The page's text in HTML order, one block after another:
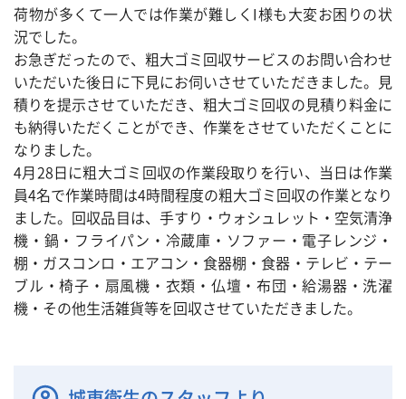
荷物が多くて一人では作業が難しくI様も大変お困りの状
況でした。
お急ぎだったので、粗大ゴミ回収サービスのお問い合わせ
いただいた後日に下見にお伺いさせていただきました。見
積りを提示させていただき、粗大ゴミ回収の見積り料金に
も納得いただくことができ、作業をさせていただくことに
なりました。
4月28日に粗大ゴミ回収の作業段取りを行い、当日は作業
員4名で作業時間は4時間程度の粗大ゴミ回収の作業となり
ました。回収品目は、手すり・ウォシュレット・空気清浄
機・鍋・フライパン・冷蔵庫・ソファー・電子レンジ・
棚・ガスコンロ・エアコン・食器棚・食器・テレビ・テー
ブル・椅子・扇風機・衣類・仏壇・布団・給湯器・洗濯
機・その他生活雑貨等を回収させていただきました。